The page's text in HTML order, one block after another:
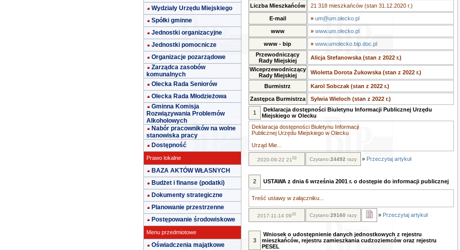
Wydziały Urzędu Miejskiego
Spółki gminne
Jednostki organizacyjne
Jednostki pomocnicze
Organizacje pozarządowe
Zarządca zasobów
komunalnych
Olecka Rada Seniorów
Olecka Rada Młodzieżowa
Gminna Komisja
Rozwiązywania Problemów
Alkoholowych
Nabór pracowników na wolne
stanowiska pracy
Dostępność
Prawo lokalne
BAZA AKTÓW WŁASNYCH
Budżet i finanse (podatki)
Dokumenty strategiczne
Planowanie przestrzenne
Postępowanie środowiskowe
Menu przedmiotowe
Oświadczenia majątkowe
Liczba Mieszkańców 21 318 mieszkańców (stan 31.12.2020 r.)
E-mail » um@um.olecko.pl
www » www.um.olecko.pl
www - bip » www.umolecko.bip.doc.pl
Przewodniczący
Rady Miejskiej
Alicja Stefanowska (stan z 2022 r.)
Wiceprzewodniczący
Rady Miejskiej
Wioletta Dorota Żukowska (stan z 2022 r.)
Burmistrz Karol Sobczak (stan z 2022 r.)
Zastępca Burmistrza Sylwia Wieloch (stan z 2022 r.)
1
Deklaracja dostępności Biuletynu Informacji Publicznej Urzędu
Miejskiego w Olecku
Deklaracja dostępności Biuletynu Informacji
Publicznej Urzędu Miejskiego w Olecku
Urząd Mie...
2020-09-22 2153 Czytano:24492 razy » Przeczytaj artykuł
2 USTAWA z dnia 6 września 2001 r. o dostępie do informacji publicznej
Treść ustawy w załączniku...
2017-11-14 0910 Czytano:29160 razy » Przeczytaj artykuł
3
Wniosek o udostępnienie danych jednostkowych z rejestru
mieszkańców, rejestru zamieszkania cudzoziemców oraz rejestru
PESEL